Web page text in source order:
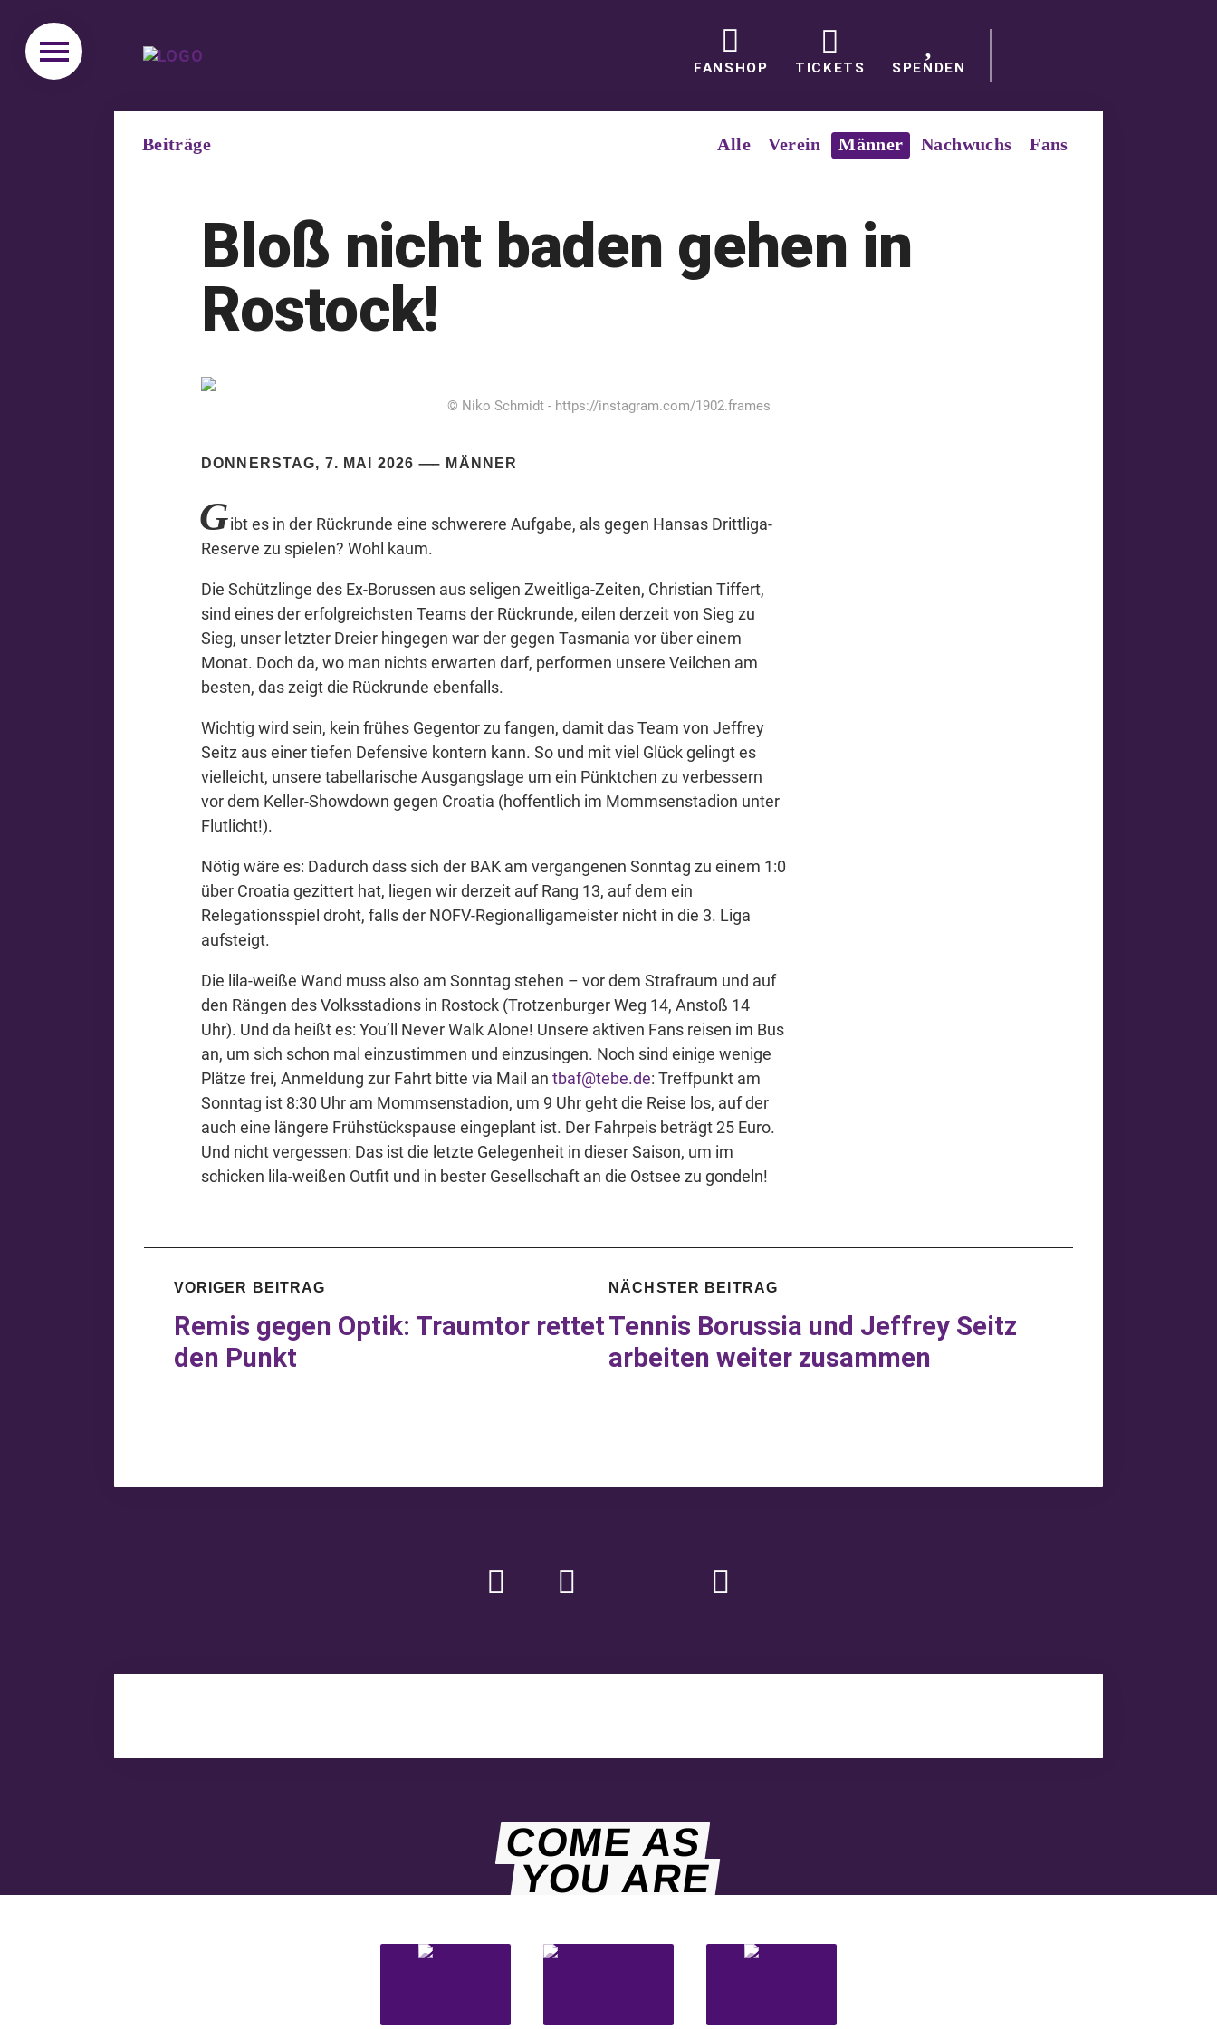
FANSHOP TICKETS SPENDEN
Beiträge Alle Verein Männer Nachwuchs Fans
Bloß nicht baden gehen in
Rostock!
© Niko Schmidt - https://instagram.com/1902.frames
DONNERSTAG, 7. MAI 2026 MÄNNER
Gibt es in der Rückrunde eine schwerere Aufgabe, als gegen Hansas Drittliga-
Reserve zu spielen? Wohl kaum.
Die Schützlinge des Ex-Borussen aus seligen Zweitliga-Zeiten, Christian Tiffert,
sind eines der erfolgreichsten Teams der Rückrunde, eilen derzeit von Sieg zu
Sieg, unser letzter Dreier hingegen war der gegen Tasmania vor über einem
Monat. Doch da, wo man nichts erwarten darf, performen unsere Veilchen am
besten, das zeigt die Rückrunde ebenfalls.
Wichtig wird sein, kein frühes Gegentor zu fangen, damit das Team von Jeffrey
Seitz aus einer tiefen Defensive kontern kann. So und mit viel Glück gelingt es
vielleicht, unsere tabellarische Ausgangslage um ein Pünktchen zu verbessern
vor dem Keller-Showdown gegen Croatia (hoffentlich im Mommsenstadion unter
Flutlicht!).
Nötig wäre es: Dadurch dass sich der BAK am vergangenen Sonntag zu einem 1:0
über Croatia gezittert hat, liegen wir derzeit auf Rang 13, auf dem ein
Relegationsspiel droht, falls der NOFV-Regionalligameister nicht in die 3. Liga
aufsteigt.
Die lila-weiße Wand muss also am Sonntag stehen – vor dem Strafraum und auf
den Rängen des Volksstadions in Rostock (Trotzenburger Weg 14, Anstoß 14
Uhr). Und da heißt es: You’ll Never Walk Alone! Unsere aktiven Fans reisen im Bus
an, um sich schon mal einzustimmen und einzusingen. Noch sind einige wenige
Plätze frei, Anmeldung zur Fahrt bitte via Mail an tbaf@tebe.de: Treffpunkt am
Sonntag ist 8:30 Uhr am Mommsenstadion, um 9 Uhr geht die Reise los, auf der
auch eine längere Frühstückspause eingeplant ist. Der Fahrpeis beträgt 25 Euro.
Und nicht vergessen: Das ist die letzte Gelegenheit in dieser Saison, um im
schicken lila-weißen Outfit und in bester Gesellschaft an die Ostsee zu gondeln!
VORIGER BEITRAG
Remis gegen Optik: Traumtor rettet
den Punkt
NÄCHSTER BEITRAG
Tennis Borussia und Jeffrey Seitz
arbeiten weiter zusammen
COME AS
YOU ARE